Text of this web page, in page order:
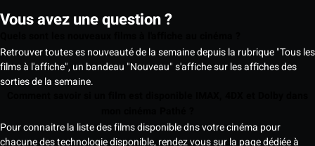
Vous avez une question ?
Retrouver toutes es nouveauté de la semaine depuis la rubrique "Tous les
films à l'affiche", un bandeau "Nouveau" s'affiche sur les affiches des
sorties de la semaine.
Pour connaitre la liste des films disponible dns votre cinéma pour
chacune des technologie disponible, rendez vous sur la page dédiée à